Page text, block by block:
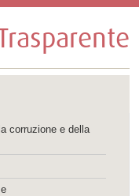
corruzione e della